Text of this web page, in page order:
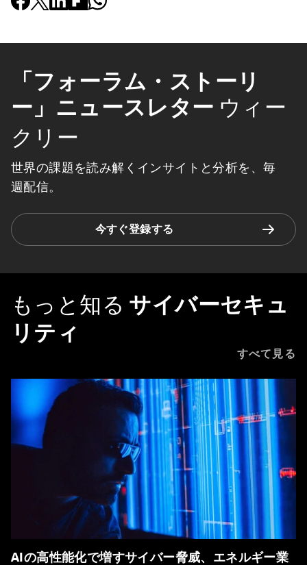
「フォーラム・ストーリ
ー」ニュースレター ウィー
クリー
世界の課題を読み解くインサイトと分析を、毎
週配信。
今すぐ登録する
もっと知る サイバーセキュ
リティ
すべて見る
AIの高性能化で増すサイバー脅威、エネルギー業